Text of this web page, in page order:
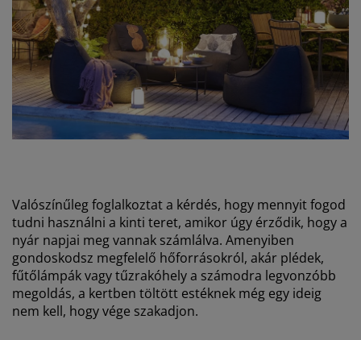
Valószínűleg foglalkoztat a kérdés, hogy mennyit fogod
tudni használni a kinti teret, amikor úgy érződik, hogy a
nyár napjai meg vannak számlálva. Amenyiben
gondoskodsz megfelelő hőforrásokról, akár plédek,
fűtőlámpák vagy tűzrakóhely a számodra legvonzóbb
megoldás, a kertben töltött estéknek még egy ideig
nem kell, hogy vége szakadjon.